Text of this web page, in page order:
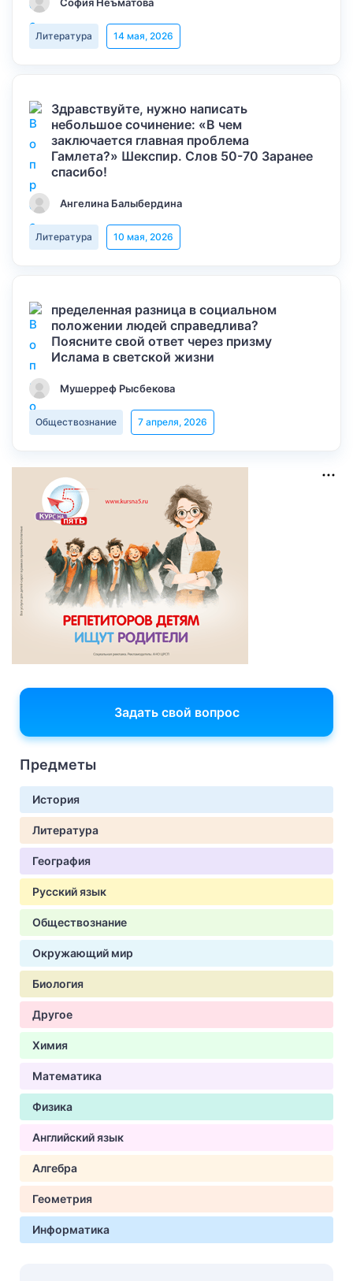
Литература 14 мая, 2026
Здравствуйте, нужно написать
небольшое сочинение: «В чем
заключается главная проблема
Гамлета?» Шекспир. Слов 50-70 Заранее
спасибо!
Ангелина Балыбердина
Литература 10 мая, 2026
пределенная разница в социальном
положении людей справедлива?
Поясните свой ответ через призму
Ислама в светской жизни
Мушерреф Рысбекова
Обществознание 7 апреля, 2026
Задать свой вопрос
Предметы
История
Литература
География
Русский язык
Обществознание
Окружающий мир
Биология
Другое
Химия
Математика
Физика
Английский язык
Алгебра
Геометрия
Информатика